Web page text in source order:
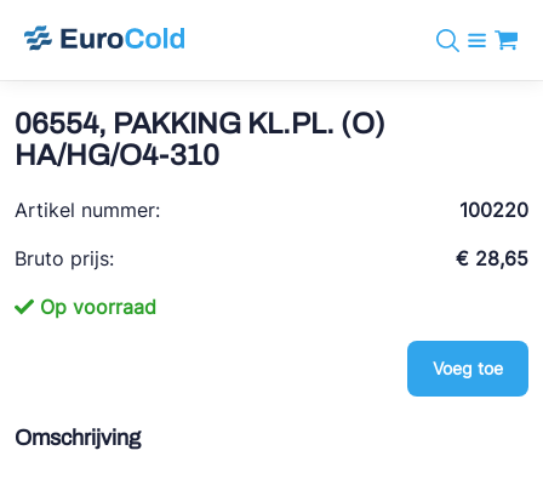
info@eurocold.nl
Merken
BOCK
REFFLEX®
Koudemiddelen
Diensten
Nieuws
Over ons
06554, PAKKING KL.PL. (O)
HA/HG/O4-310
Artikel nummer:
100220
Bruto prijs:
€ 28,65
Op voorraad
Voeg toe
Omschrijving